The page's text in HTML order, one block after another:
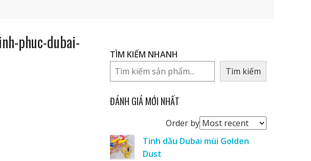
phuc-dubai-
TÌM KIẾM NHANH
Tìm kiếm
ĐÁNH GIÁ MỚI NHẤT
Order byOrder
reviews
by
Tinh dầu Dubai mùi Golden
Dust